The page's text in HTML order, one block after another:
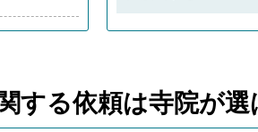
する依頼は寺院が